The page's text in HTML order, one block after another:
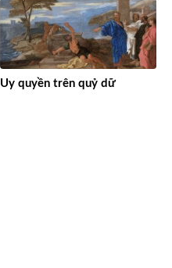
Uy quyền trên quỷ dữ